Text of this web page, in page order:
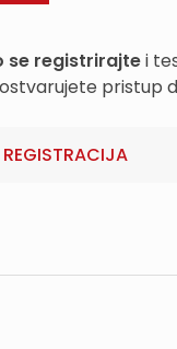
se registrirajtei
pristup
REGISTRACIJA